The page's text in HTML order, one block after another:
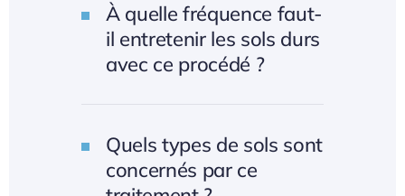
À quelle fréquence faut-
il entretenir les sols durs
avec ce procédé ?
Quels types de sols sont
concernés par ce